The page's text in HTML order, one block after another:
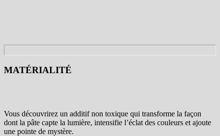
MATÉRIALITÉ
Vous découvrirez un additif non toxique qui transforme la façon
dont la pâte capte la lumière, intensifie l’éclat des couleurs et ajoute
une pointe de mystère.